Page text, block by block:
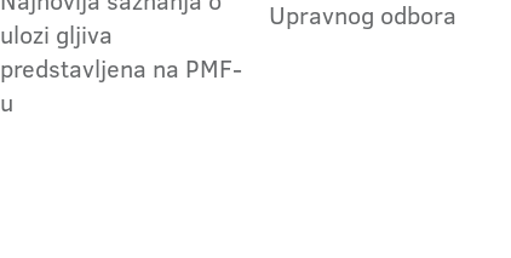
ulozi gljiva
predstavljena na PMF-
u
Upravnog odbora